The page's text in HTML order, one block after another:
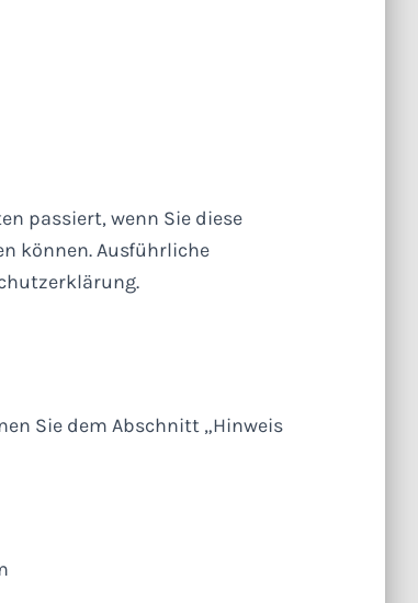
passiert, wenn Sie diese
können. Ausführliche
Sie dem Abschnitt „Hinweis